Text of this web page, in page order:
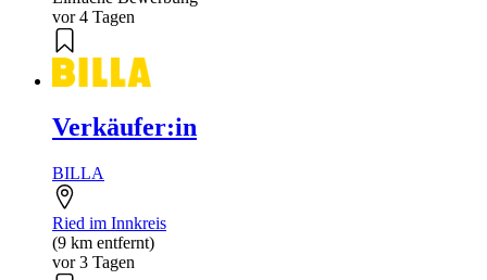
vor 4 Tagen
Verkäufer:in
BILLA
Ried im Innkreis
(9 km entfernt)
vor 3 Tagen